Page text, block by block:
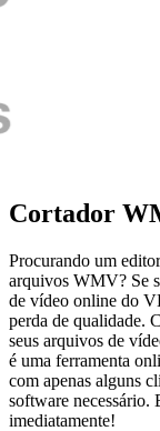
Cortador
Procurando um
arquivos WMV? Se
de vídeo online do
perda de qualidade.
seus arquivos de
é uma ferramenta
com apenas alguns
software necessário.
imediatamente!